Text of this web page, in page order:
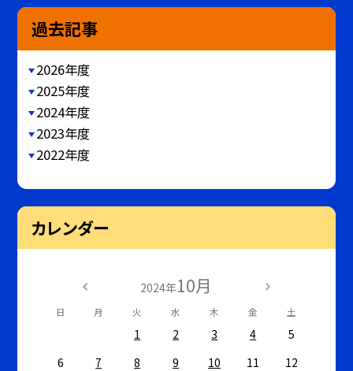
過去記事
2026年度
2025年度
2024年度
2023年度
2022年度
カレンダー
2024年10月
日 月 火 水 木 金 土
1 2 3 4
5
6
7 8 9 10 11
12